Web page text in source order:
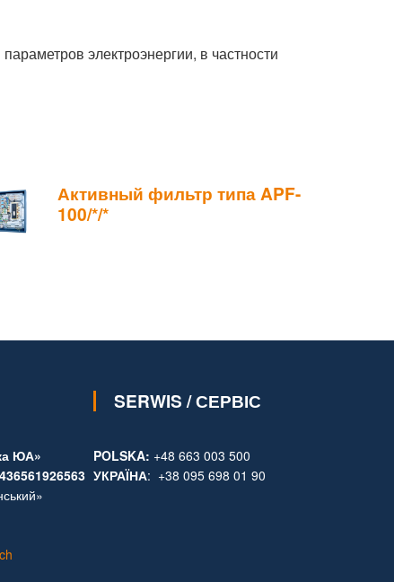
электроэнергии, в частности
Активный фильтр типа APF-
100/*/*
SERWIS / СЕРВІС
POLSKA: +48 663 003 500
УКРАЇНА: +38 095 698 01 90
ЮА»
436561926563